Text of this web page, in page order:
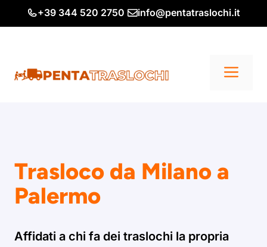
+39 344 520 2750 info@pentatraslochi.it
Trasloco da Milano a
Palermo
Affidati a chi fa dei traslochi la propria